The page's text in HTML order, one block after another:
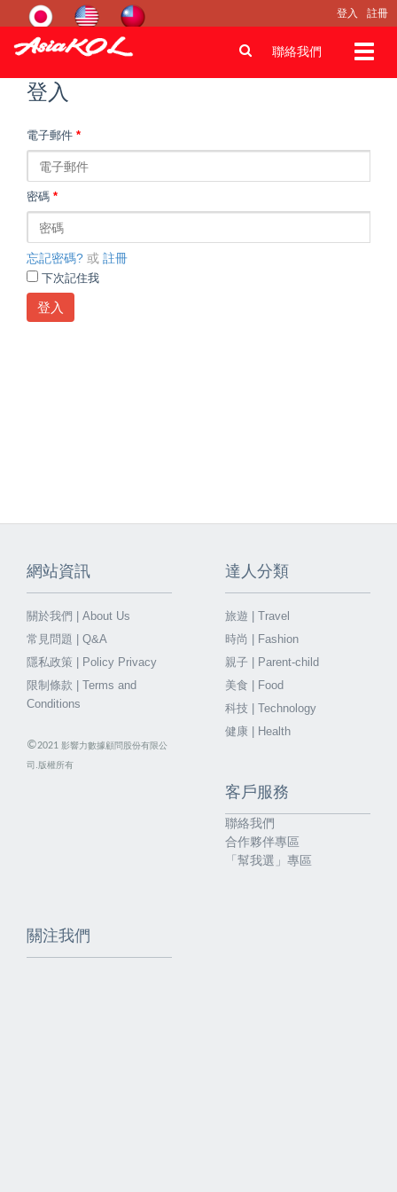
登入 註冊
聯絡我們
登入
電子郵件 *
密碼 *
忘記密碼? 或 註冊
下次記住我
登入
網站資訊
關於我們 | About Us
常見問題 | Q&A
隱私政策 | Policy Privacy
限制條款 | Terms and
Conditions
©2021 影響力數據顧問股份有限公
司.版權所有
達人分類
旅遊 | Travel
時尚 | Fashion
親子 | Parent-child
美食 | Food
科技 | Technology
健康 | Health
客戶服務
聯絡我們
合作夥伴專區
「幫我選」專區
關注我們